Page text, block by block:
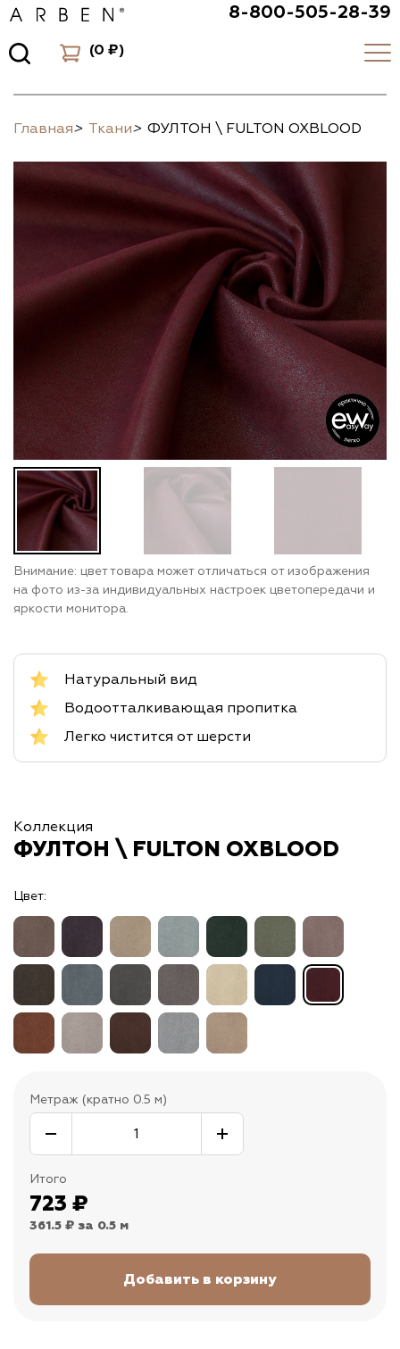
8-800-505-28-39
(0 ₽)
Главная> Ткани> ФУЛТОН \ FULTON OXBLOOD
Внимание: цвет товара может отличаться от изображения
на фото из-за индивидуальных настроек цветопередачи и
яркости монитора.
Натуральный вид
Водоотталкивающая пропитка
Легко чистится от шерсти
Коллекция
ФУЛТОН \ FULTON OXBLOOD
Цвет:
Метраж (кратно 0.5 м)
Итого
723 ₽
361.5 ₽ за 0.5 м